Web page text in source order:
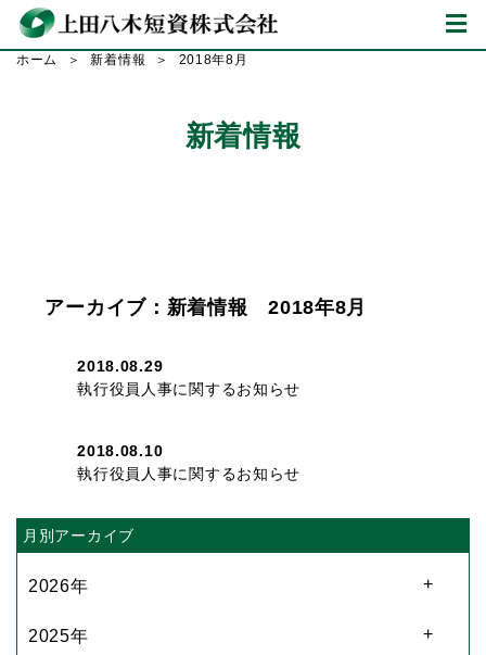
ホーム 新着情報 2018年8月
新着情報
アーカイブ：新着情報 2018年8月
2018.08.29
執行役員人事に関するお知らせ
2018.08.10
執行役員人事に関するお知らせ
月別アーカイブ
2026年
2025年